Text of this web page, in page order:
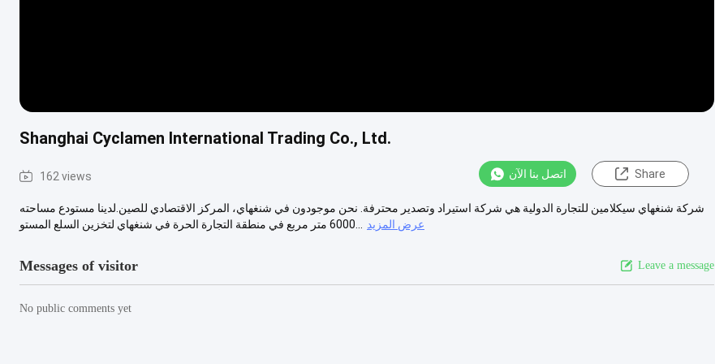
Shanghai Cyclamen International Trading Co., Ltd.
162 views اتصل بنا الآن Share
شركة شنغهاي سيكلامين للتجارة الدولية هي شركة استيراد وتصدير محترفة. نحن موجودون في شنغهاي، المركز الاقتصادي للصين.لدينا مستودع مساحته
عرض المزيد
Messages of visitor Leave a message
No public comments yet